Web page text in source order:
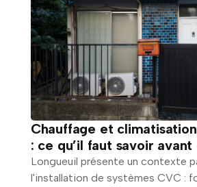
Chauffage et
: ce qu’il faut savoir avant
Longueuil présente un contexte
l'installation de systèmes CVC :